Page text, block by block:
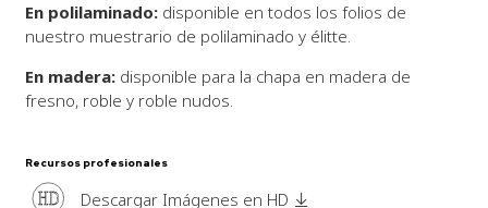
En polilaminado:disponible en todos los folios de
nuestro muestrario de polilaminado y élitte.
En madera: disponible para la chapa en madera de
fresno, roble y roble nudos.
Recursos profesionales
HD Descargar Imágenes en HD